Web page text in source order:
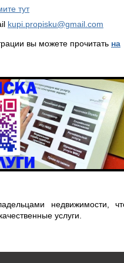
тут
kupi.propisku@gmail.com
вы можете прочитать на
недвижимости,
услуги.